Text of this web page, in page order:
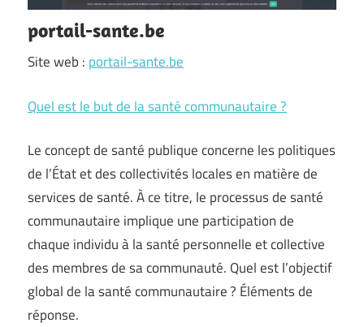
portail-sante.be
Site web : portail-sante.be
Quel est le but de la santé communautaire ?
Le concept de santé publique concerne les politiques
de l’État et des collectivités locales en matière de
services de santé. À ce titre, le processus de santé
communautaire implique une participation de
chaque individu à la santé personnelle et collective
des membres de sa communauté. Quel est l’objectif
global de la santé communautaire ? Éléments de
réponse.